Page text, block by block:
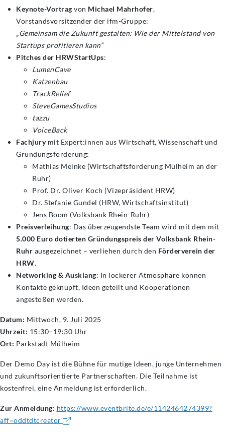
Keynote-Vortrag von Michael Mahrhofer,
Vorstandsvorsitzender der ifm-Gruppe:
„Gemeinsam die Zukunft gestalten: Wie der Mittelstand von
Startups profitieren kann“
Pitches der HRWStartUps:
LumenCave
Katzenbau
TrackRelief
SteveGamesStudios
tazzu
VoiceBack
Fachjurymit Expert:innen aus Wirtschaft, Wissenschaft und
Gründungsförderung:
Mathias Meinke (Wirtschaftsförderung Mülheim an der
Ruhr)
Prof. Dr. Oliver Koch (Vizepräsident HRW)
Dr. Stefanie Gundel (HRW, Wirtschaftsinstitut)
Jens Boom (Volksbank Rhein-Ruhr)
Preisverleihung: Das überzeugendste Team wird mit dem mit
5.000 Euro dotierten Gründungspreis der Volksbank Rhein-
Ruhr ausgezeichnet – verliehen durch den Förderverein der
HRW.
Networking & Ausklang: In lockerer Atmosphäre können
Kontakte geknüpft, Ideen geteilt und Kooperationen
angestoßen werden.
Datum: Mittwoch, 9. Juli 2025
Uhrzeit: 15:30–19:30 Uhr
Ort: Parkstadt Mülheim
Der Demo Day ist die Bühne für mutige Ideen, junge Unternehmen
und zukunftsorientierte Partnerschaften. Die Teilnahme ist
kostenfrei, eine Anmeldung ist erforderlich.
Zur Anmeldung: https://www.eventbrite.de/e/1142464274399?
aff=oddtdtcreator